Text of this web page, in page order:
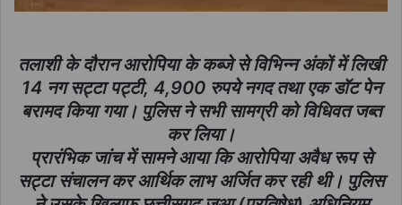
तलाशी के दौरान आरोपिया के कब्जे से विभिन्न अंकों में लिखी
14 नग सट्टा पट्टी, 4,900 रुपये नगद तथा एक डॉट पेन
बरामद किया गया। पुलिस ने सभी सामग्री को विधिवत जब्त
कर लिया।
प्रारंभिक जांच में सामने आया कि आरोपिया अवैध रूप से
सट्टा संचालन कर आर्थिक लाभ अर्जित कर रही थी। पुलिस